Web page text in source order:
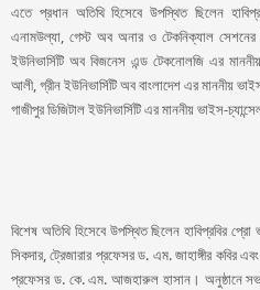
এতে প্রধান অতিথি হিসেবে উপস্থিত ছিলেন
এনামউল্যা, গেস্ট অব অনার ও টেকনিক্যাল সেশনের
ইউনিভার্সিটি অব বিজনেস এন্ড টেকনোলজি এর
আলী, গ্রীন ইউনিভার্সিটি অব বাংলাদেশ এর মাননীয়
গাজীপুর ডিজিটাল ইউনিভার্সিটি এর মাননীয় ভাইস-
বিশেষ অতিথি হিসেবে উপস্থিত ছিলেন হাবিপ্রবির
সিকদার, ট্রেজারার প্রফেসর ড. এম. জাহাঙ্গীর কবির
প্রফেসর ড. কে. এম. আজহারুল হাসান। অনুষ্ঠানে